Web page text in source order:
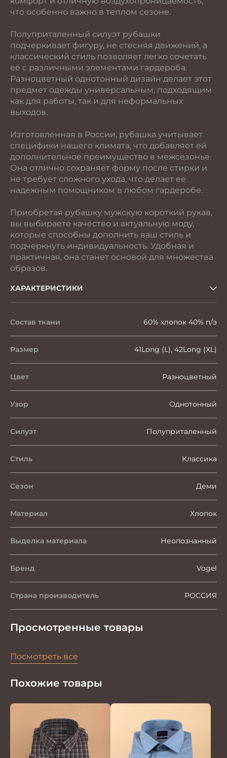
что особенно важно в теплом сезоне.
Полуприталенный силуэт рубашки
подчеркивает фигуру, не стесняя движений, а
классический стиль позволяет легко сочетать
её с различными элементами гардероба.
Разноцветный однотонный дизайн делает этот
предмет одежды универсальным, подходящим
как для работы, так и для неформальных
выходов.
Изготовленная в России, рубашка учитывает
специфики нашего климата, что добавляет ей
дополнительное преимущество в межсезонье.
Она отлично сохраняет форму после стирки и
не требует сложного ухода, что делает ее
надежным помощником в любом гардеробе.
Приобретая рубашку мужскую короткий рукав,
вы выбираете качество и актуальную моду,
которые способны дополнить ваш стиль и
подчеркнуть индивидуальность. Удобная и
практичная, она станет основой для множества
образов.
ХАРАКТЕРИСТИКИ
Состав ткани 60% хлопок 40% п/э
Размер 41Long (L), 42Long (XL)
Цвет Разноцветный
Узор Однотонный
Силуэт Полуприталенный
Стиль Классика
Сезон Деми
Материал Хлопок
Выделка материала Неопознанный
Бренд Vogel
Страна производитель РОССИЯ
Просмотренные товары
Посмотреть все
Похожие товары